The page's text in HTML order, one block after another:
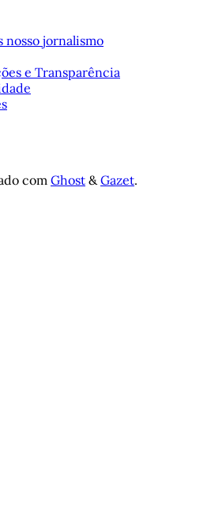
nosso jornalismo
e Transparência
com Ghost &Gazet.